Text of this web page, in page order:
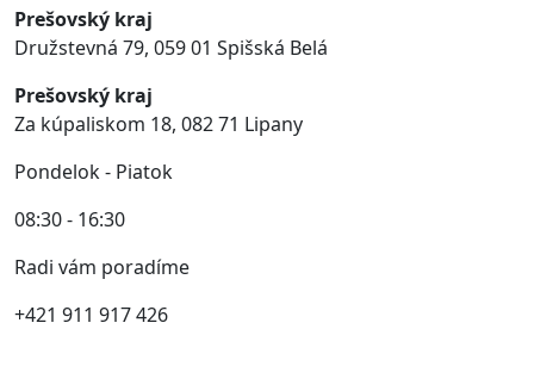
Prešovský kraj
Družstevná 79, 059 01 Spišská Belá
Prešovský kraj
Za kúpaliskom 18, 082 71 Lipany
Pondelok - Piatok
08:30 - 16:30
Radi vám poradíme
+421 911 917 426